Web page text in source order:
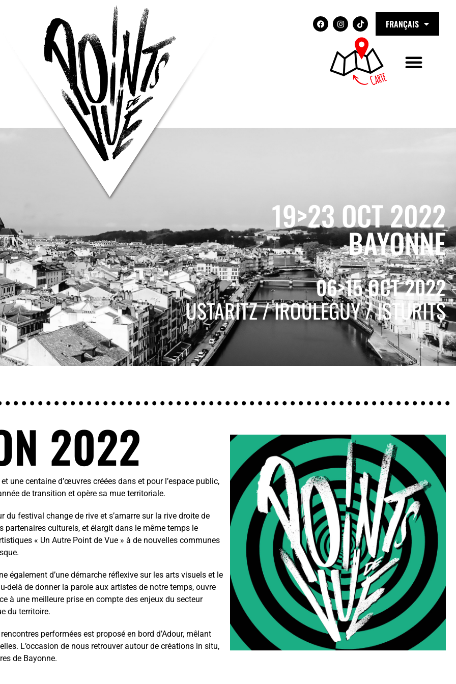
FRANÇAIS
19>23 OCT 2022
BAYONNE
06>15 OCT 2022
USTARITZ / IROULEGUY / ISTURITS
2022
une centaine d’œuvres créées dans et pour l’espace public,
de transition et opère sa mue territoriale.
du festival change de rive et s’amarre sur la rive droite de
partenaires culturels, et élargit dans le même temps le
« Un Autre Point de Vue » à de nouvelles communes
également d’une démarche réflexive sur les arts visuels et le
delà de donner la parole aux artistes de notre temps, ouvre
à une meilleure prise en compte des enjeux du secteur
du territoire.
performées est proposé en bord d’Adour, mêlant
L’occasion de nous retrouver autour de créations in situ,
de Bayonne.